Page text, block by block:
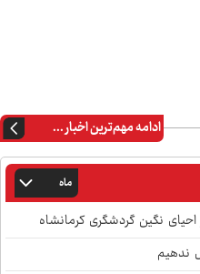
ادامه مهم‌ترین اخبار ...
ماه
نگین گردشگری کرمانشاه
ندهیم